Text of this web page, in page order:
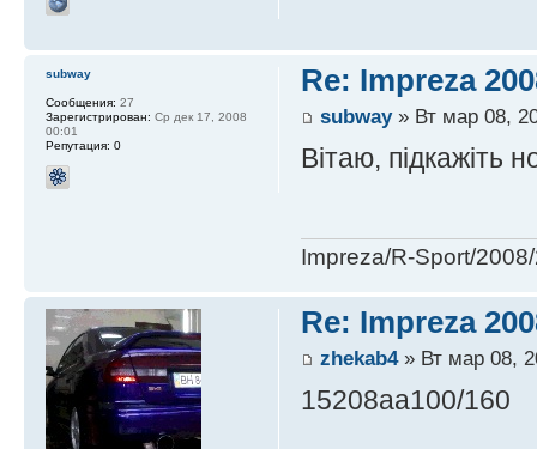
Re: Impreza
subway» Вт мар 08,
Вітаю, підкажіть
Impreza/R-Sport/
subway
Сообщения: 27
Зарегистрирован: Ср дек 17, 2008
00:01
Репутация: 0
Re: Impreza
zhekab4» Вт мар 08,
15208aa100/160